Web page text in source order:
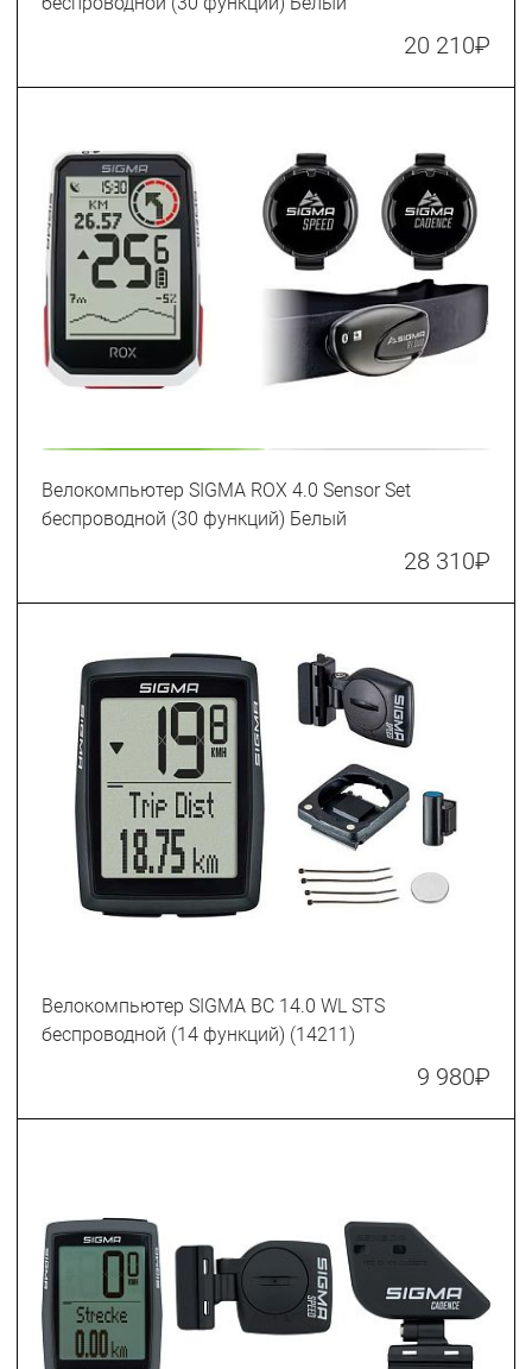
20 210₽
Велокомпьютер SIGMA ROX 4.0 Sensor Set
беспроводной (30 функций) Белый
28 310₽
Велокомпьютер SIGMA BC 14.0 WL STS
беспроводной (14 функций) (14211)
9 980₽